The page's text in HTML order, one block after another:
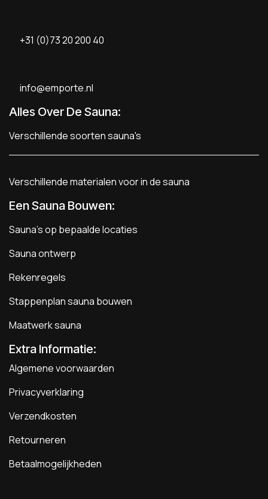
+31 (0)73 20 200 40
info@emporte.nl
Alles Over De Sauna:
Verschillende soorten sauna's
Verschillende materialen voor in de sauna
Een Sauna Bouwen:
Sauna's op bepaalde locaties
Sauna ontwerp
Rekenregels
Stappenplan sauna bouwen
Maatwerk sauna
Extra Informatie:
Algemene voorwaarden
Privacyverklaring
Verzendkosten
Retourneren
Betaalmogelijkheden